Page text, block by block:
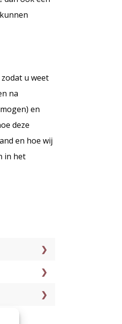
u weet
na
en
deze
en hoe wij
in het